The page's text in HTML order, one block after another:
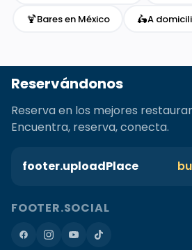
🍹Bares en México 🛵A
Reservándonos
Reserva en los mejores
Encuentra, reserva, conecta.
footer.uploadPlace
FOOTER.SOCIAL